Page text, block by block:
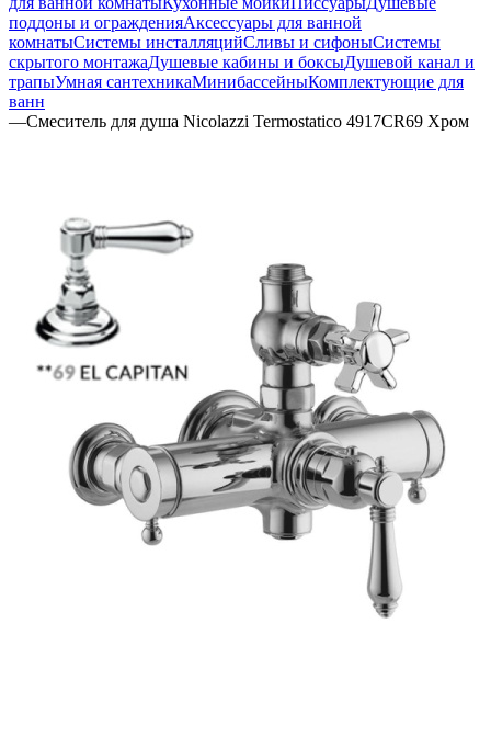
поддоны и огражденияАксессуары для ванной
комнатыСистемы инсталляцийСливы и сифоныСистемы
скрытого монтажаДушевые кабины и боксыДушевой канал и
трапыУмная сантехникаМинибассейныКомплектующие для
ванн
—Смеситель для душа Nicolazzi Termostatico 4917CR69 Хром